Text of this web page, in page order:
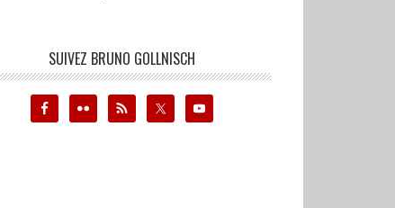
SUIVEZ BRUNO GOLLNISCH